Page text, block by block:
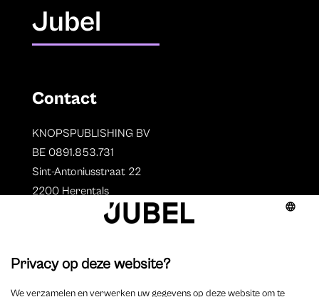
Jubel
Contact
KNOPSPUBLISHING BV
BE 0891.853.731
Sint-Antoniusstraat 22
2200 Herentals
Auteurs
Overzicht auteurs